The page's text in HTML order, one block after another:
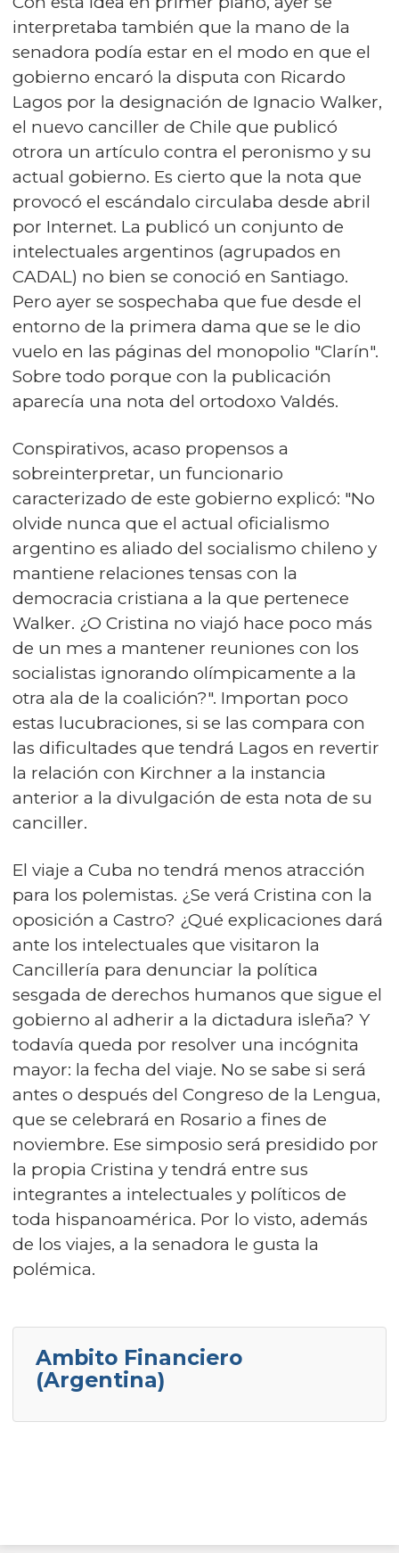
interpretaba también que la mano de la
senadora podía estar en el modo en que el
gobierno encaró la disputa con Ricardo
Lagos por la designación de Ignacio Walker,
el nuevo canciller de Chile que publicó
otrora un artículo contra el peronismo y su
actual gobierno. Es cierto que la nota que
provocó el escándalo circulaba desde abril
por Internet. La publicó un conjunto de
intelectuales argentinos (agrupados en
CADAL) no bien se conoció en Santiago.
Pero ayer se sospechaba que fue desde el
entorno de la primera dama que se le dio
vuelo en las páginas del monopolio "Clarín".
Sobre todo porque con la publicación
aparecía una nota del ortodoxo Valdés.
Conspirativos, acaso propensos a
sobreinterpretar, un funcionario
caracterizado de este gobierno explicó: "No
olvide nunca que el actual oficialismo
argentino es aliado del socialismo chileno y
mantiene relaciones tensas con la
democracia cristiana a la que pertenece
Walker. ¿O Cristina no viajó hace poco más
de un mes a mantener reuniones con los
socialistas ignorando olímpicamente a la
otra ala de la coalición?". Importan poco
estas lucubraciones, si se las compara con
las dificultades que tendrá Lagos en revertir
la relación con Kirchner a la instancia
anterior a la divulgación de esta nota de su
canciller.
El viaje a Cuba no tendrá menos atracción
para los polemistas. ¿Se verá Cristina con la
oposición a Castro? ¿Qué explicaciones dará
ante los intelectuales que visitaron la
Cancillería para denunciar la política
sesgada de derechos humanos que sigue el
gobierno al adherir a la dictadura isleña? Y
todavía queda por resolver una incógnita
mayor: la fecha del viaje. No se sabe si será
antes o después del Congreso de la Lengua,
que se celebrará en Rosario a fines de
noviembre. Ese simposio será presidido por
la propia Cristina y tendrá entre sus
integrantes a intelectuales y políticos de
toda hispanoamérica. Por lo visto, además
de los viajes, a la senadora le gusta la
polémica.
Ambito Financiero
(Argentina)